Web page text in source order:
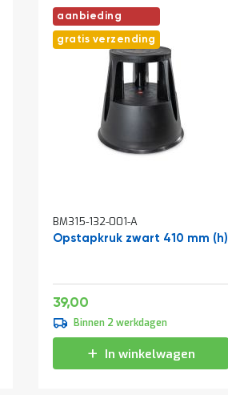
aanbieding
gratis verzending
BM315-132-001-A
Opstapkruk zwart 410 mm (h)
Speciale
prijs
39,00
winkelwagen
Binnen 2 werkdagen
In winkelwagen